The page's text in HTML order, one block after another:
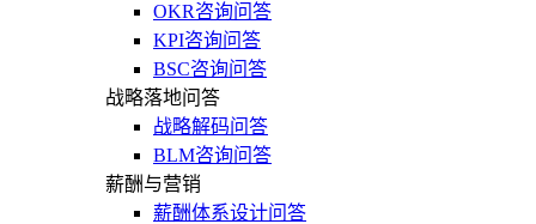
OKR咨询问答
KPI咨询问答
BSC咨询问答
战略落地问答
战略解码问答
BLM咨询问答
薪酬与营销
薪酬体系设计问答